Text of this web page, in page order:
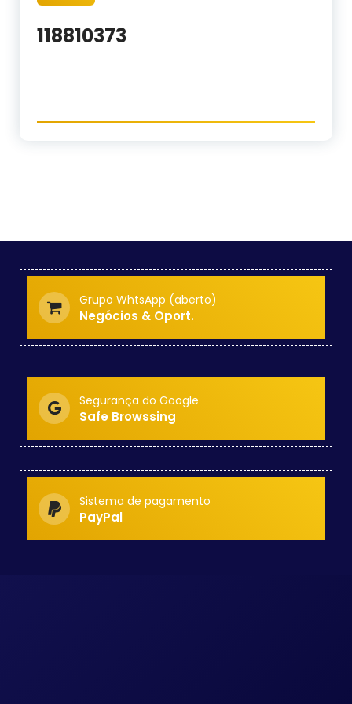
118810373
Grupo WhtsApp (aberto)
Negócios & Oport.
Segurança do Google
Safe Browssing
Sistema de pagamento
PayPal